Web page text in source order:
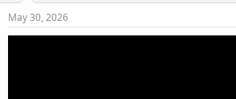
May 30, 2026